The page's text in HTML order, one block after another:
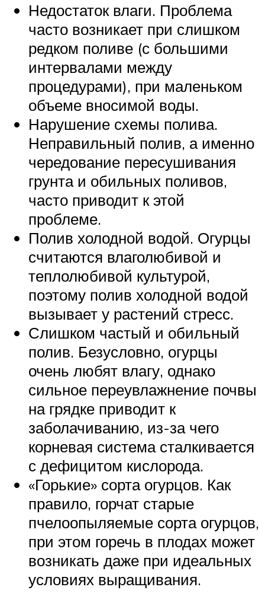
Недостаток влаги. Проблема
часто возникает при слишком
редком поливе (с большими
интервалами между
процедурами), при маленьком
объеме вносимой воды.
Нарушение схемы полива.
Неправильный полив, а именно
чередование пересушивания
грунта и обильных поливов,
часто приводит к этой
проблеме.
Полив холодной водой. Огурцы
считаются влаголюбивой и
теплолюбивой культурой,
поэтому полив холодной водой
вызывает у растений стресс.
Слишком частый и обильный
полив. Безусловно, огурцы
очень любят влагу, однако
сильное переувлажнение почвы
на грядке приводит к
заболачиванию, из-за чего
корневая система сталкивается
с дефицитом кислорода.
«Горькие» сорта огурцов. Как
правило, горчат старые
пчелоопыляемые сорта огурцов,
при этом горечь в плодах может
возникать даже при идеальных
условиях выращивания.